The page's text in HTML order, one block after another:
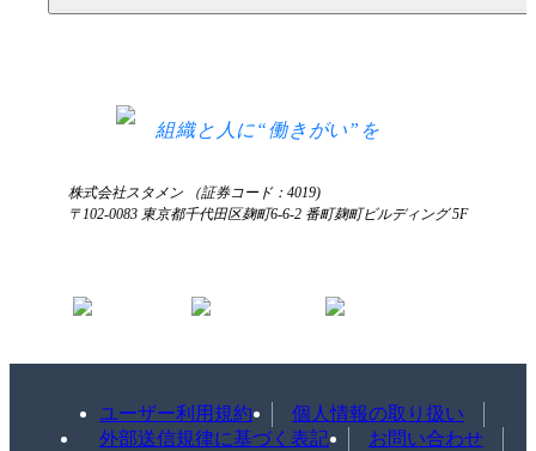
組織と人に“働きがい”を
株式会社スタメン （証券コード：4019)
〒102-0083 東京都千代田区麹町6-6-2 番町麹町ビルディング 5F
ユーザー利用規約
個人情報の取り扱い
外部送信規律に基づく表記
お問い合わせ